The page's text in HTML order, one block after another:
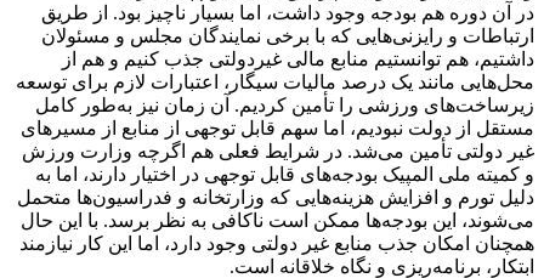
در آن دوره هم بودجه وجود داشت، اما بسیار ناچیز بود. از طریق
ارتباطات و رایزنی‌هایی که با برخی نمایندگان مجلس و مسئولان
داشتیم، هم توانستیم منابع مالی غیردولتی جذب کنیم و هم از
محل‌هایی مانند یک درصد مالیات سیگار، اعتبارات لازم برای توسعه
زیرساخت‌های ورزشی را تأمین کردیم. آن زمان نیز به‌طور کامل
مستقل از دولت نبودیم، اما سهم قابل توجهی از منابع از مسیرهای
غیر دولتی تأمین می‌شد. در شرایط فعلی هم اگرچه وزارت ورزش
و کمیته ملی المپیک بودجه‌های قابل توجهی در اختیار دارند، اما به
دلیل تورم و افزایش هزینه‌هایی که وزارتخانه و فدراسیون‌ها متحمل
می‌شوند، این بودجه‌ها ممکن است ناکافی به نظر برسد. با این حال
همچنان امکان جذب منابع غیر دولتی وجود دارد، اما این کار نیازمند
ابتکار، برنامه‌ریزی و نگاه خلاقانه است.